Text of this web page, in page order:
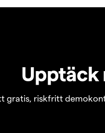
gratis, riskfritt